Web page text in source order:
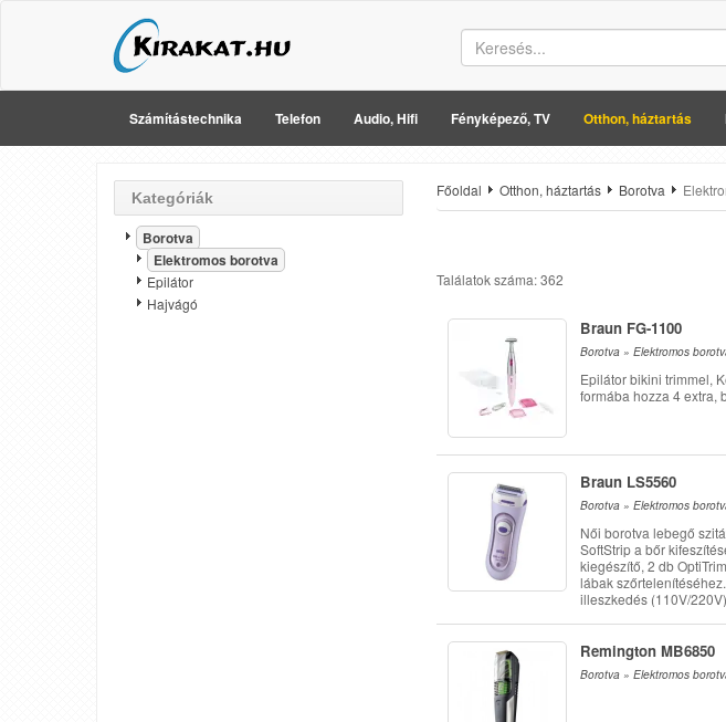
Számítástechnika Telefon Audio, Hifi Fényképező, TV Otthon, háztartás
Kategóriák
Borotva
Elektromos borotva
Epilátor
Hajvágó
Főoldal Otthon, háztartás Borotva
Találatok száma: 362
Braun FG-1100
Borotva » Elektromos
Epilátor bikini trimmel,
formába hozza 4 extra,
Braun LS5560
Borotva » Elektromos
Női borotva lebegő
SoftStrip a bőr
kiegészítő, 2 db
lábak
illeszkedés (110V/
Remington MB6850
Borotva » Elektromos